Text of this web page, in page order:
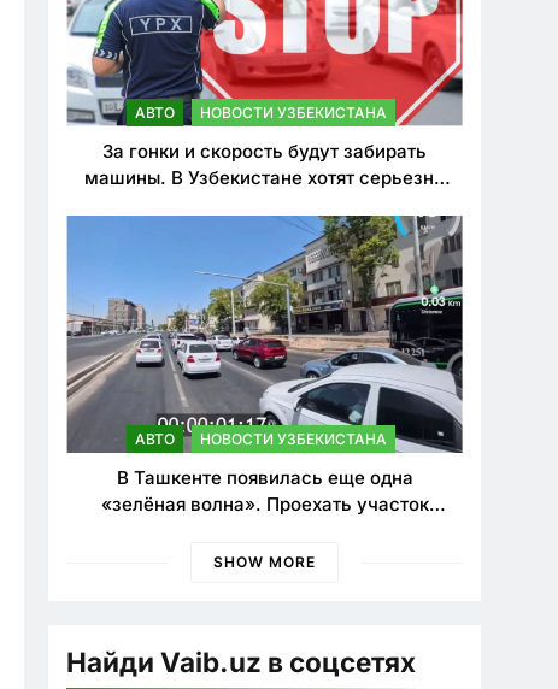
АВТО НОВОСТИ УЗБЕКИСТАНА
За гонки и скорость будут забирать
машины. В Узбекистане хотят серьезно
АВТО НОВОСТИ УЗБЕКИСТАНА
В Ташкенте появилась еще одна
«зелёная волна». Проехать участок
SHOW MORE
Найди Vaib.uz в соцсетях